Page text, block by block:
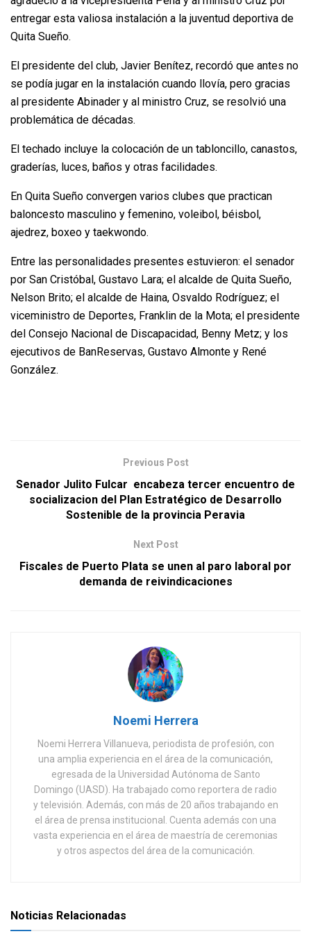
entregar esta valiosa instalación a la juventud deportiva de
Quita Sueño.
El presidente del club, Javier Benítez, recordó que antes no
se podía jugar en la instalación cuando llovía, pero gracias
al presidente Abinader y al ministro Cruz, se resolvió una
problemática de décadas.
El techado incluye la colocación de un tabloncillo, canastos,
graderías, luces, baños y otras facilidades.
En Quita Sueño convergen varios clubes que practican
baloncesto masculino y femenino, voleibol, béisbol,
ajedrez, boxeo y taekwondo.
Entre las personalidades presentes estuvieron: el senador
por San Cristóbal, Gustavo Lara; el alcalde de Quita Sueño,
Nelson Brito; el alcalde de Haina, Osvaldo Rodríguez; el
viceministro de Deportes, Franklin de la Mota; el presidente
del Consejo Nacional de Discapacidad, Benny Metz; y los
ejecutivos de BanReservas, Gustavo Almonte y René
González.
Previous Post
Senador Julito Fulcar encabeza tercer encuentro de
socializacion del Plan Estratégico de Desarrollo
Sostenible de la provincia Peravia
Next Post
Fiscales de Puerto Plata se unen al paro laboral por
demanda de reivindicaciones
Noemi Herrera
Noemi Herrera Villanueva, periodista de profesión, con
una amplia experiencia en el área de la comunicación,
egresada de la Universidad Autónoma de Santo
Domingo (UASD). Ha trabajado como reportera de radio
y televisión. Además, con más de 20 años trabajando en
el área de prensa institucional. Cuenta además con una
vasta experiencia en el área de maestría de ceremonias
y otros aspectos del área de la comunicación.
Noticias Relacionadas